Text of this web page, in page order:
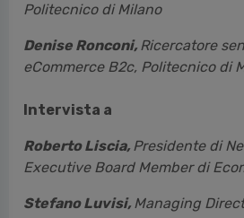
Politecnico di Milano
Denise Ronconi, Ricercatore
eCommerce B2c, Politecnico di
Intervista a
Roberto Liscia, Presidente di
Executive Board Member di
Stefano Luvisi, Managing